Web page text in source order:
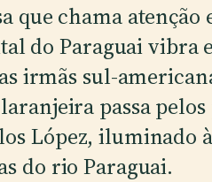
que chama atenção
do Paraguai vibra
irmãs sul-
passa
López, iluminado
do rio Paraguai.